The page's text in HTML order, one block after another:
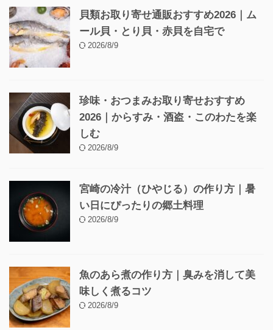
貝類お取り寄せ通販おすすめ2026｜ム
ール貝・とり貝・赤貝を自宅で
2026/8/9
珍味・おつまみお取り寄せおすすめ
2026｜からすみ・酒盗・このわたを楽
しむ
2026/8/9
宮崎の冷汁（ひやじる）の作り方｜暑
い日にぴったりの郷土料理
2026/8/9
魚のあら煮の作り方｜臭みを消して美
味しく煮るコツ
2026/8/9